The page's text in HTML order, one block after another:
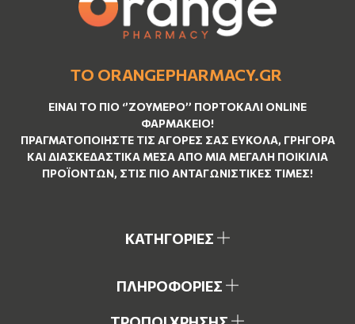
ΤΟ ORANGEPHARMACY.GR
ΕΊΝΑΙ ΤO ΠΙΟ ‘’ΖΟΥΜΕΡΌ’’ ΠΟΡΤΟΚΑΛΊ ΟNLINE
ΦΑΡΜΑΚΕΊΟ!
ΠΡΑΓΜΑΤΟΠΟΙΉΣΤΕ ΤΙΣ ΑΓΟΡΈΣ ΣΑΣ ΕΎΚΟΛΑ, ΓΡΉΓΟΡΑ
ΚΑΙ ΔΙΑΣΚΕΔΑΣΤΙΚΆ ΜΈΣΑ ΑΠΌ ΜΙΑ ΜΕΓΆΛΗ ΠΟΙΚΙΛΊΑ
ΠΡΟΪΌΝΤΩΝ, ΣΤΙΣ ΠΙΟ ΑΝΤΑΓΩΝΙΣΤΙΚΈΣ ΤΙΜΈΣ!
ΚΑΤΗΓΟΡΙΕΣ
ΠΛΗΡΟΦΟΡΙΕΣ